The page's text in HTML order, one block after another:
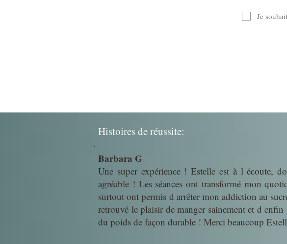
Je
Histoires de réussite:
Barbara G
Une super expérience ! Estelle est à l écoute,
agréable ! Les séances ont transformé mon
surtout ont permis d arrêter mon addiction au
retrouvé le plaisir de manger sainement et d enfin
du poids de façon durable ! Merci beaucoup